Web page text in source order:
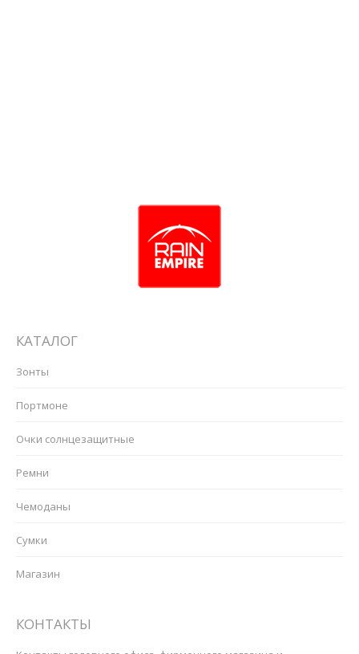
КАТАЛОГ
Зонты
Портмоне
Очки солнцезащитные
Ремни
Чемоданы
Сумки
Магазин
КОНТАКТЫ